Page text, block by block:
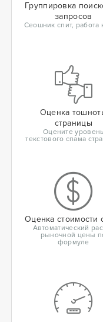
Группировка
запросов
Сеошник спит, работа
Оценка
страницы
Оцените уровень
текстового спама
Оценка стоимости
Автоматический
рыночной цены
формуле